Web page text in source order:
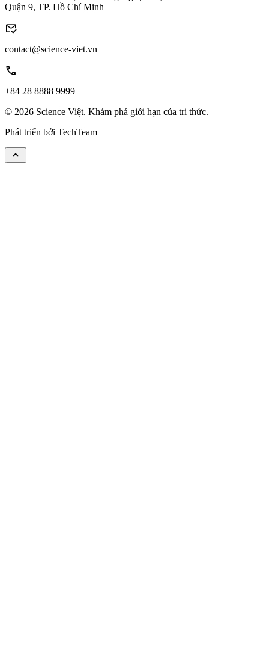
Quận 9, TP. Hồ Chí Minh
mark_email_read
contact@science-viet.vn
call
+84 28 8888 9999
© 2026 Science Việt. Khám phá giới hạn của tri thức.
Phát triển bởi TechTeam
keyboard_arrow_up